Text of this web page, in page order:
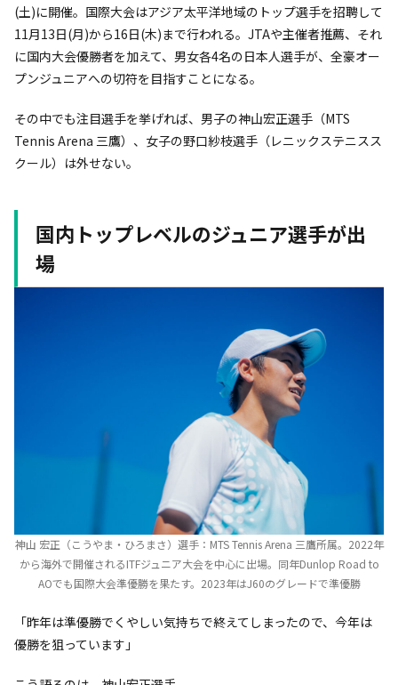
(土)に開催。国際大会はアジア太平洋地域のトップ選手を招聘して
11月13日(月)から16日(木)まで行われる。JTAや主催者推薦、それ
に国内大会優勝者を加えて、男女各4名の日本人選手が、全豪オー
プンジュニアへの切符を目指すことになる。
その中でも注目選手を挙げれば、男子の神山宏正選手（MTS
Tennis Arena 三鷹）、女子の野口紗枝選手（レニックステニスス
クール）は外せない。
国内トップレベルのジュニア選手が出
場
神山 宏正（こうやま・ひろまさ）選手：MTS Tennis Arena 三鷹所属。2022年
から海外で開催されるITFジュニア大会を中心に出場。同年Dunlop Road to
AOでも国際大会準優勝を果たす。2023年はJ60のグレードで準優勝
「昨年は準優勝でくやしい気持ちで終えてしまったので、今年は
優勝を狙っています」